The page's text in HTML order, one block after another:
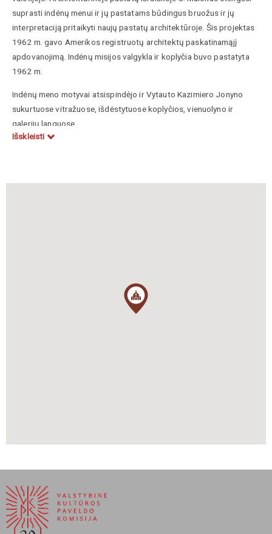
suprasti indėnų menui ir jų pastatams būdingus bruožus ir jų
interpretaciją pritaikyti naujų pastatų architektūroje. Šis projektas
1962 m. gavo Amerikos registruotų architektų paskatinamąjį
apdovanojimą. Indėnų misijos valgykla ir koplyčia buvo pastatyta
1962 m.
Indėnų meno motyvai atsispindėjo ir Vytauto Kazimiero Jonyno
sukurtuose vitražuose, išdėstytuose koplyčios, vienuolyno ir
galerijų languose.
„lietuviško stiliaus“ JAV lietuvių bažnyčių architektūroje, in:
Išskleisti